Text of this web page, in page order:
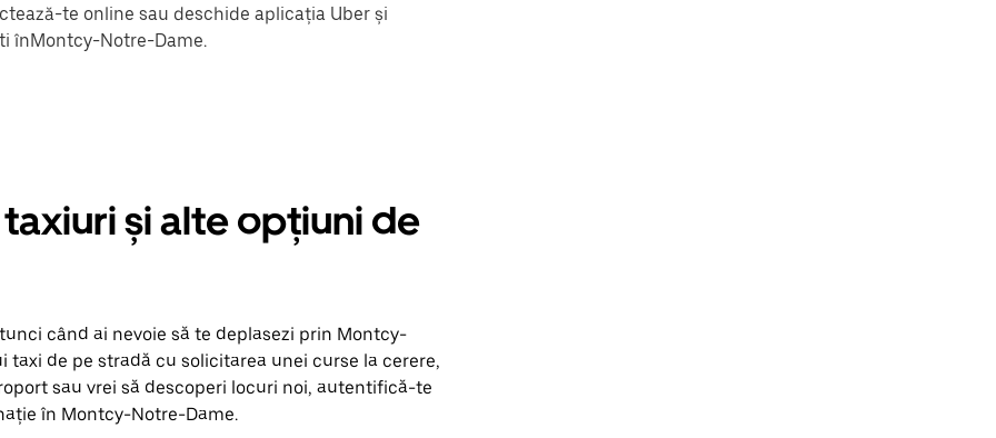
te online sau deschide aplicația Uber și
înMontcy-Notre-Dame.
și alte opțiuni de
când ai nevoie să te deplasezi prin Montcy-
de pe stradă cu solicitarea unei curse la cerere,
sau vrei să descoperi locuri noi, autentifică-te
în Montcy-Notre-Dame.